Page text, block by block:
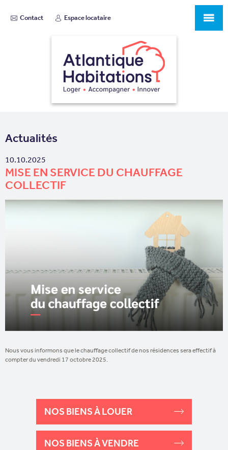
Contact Espace locataire
Actualités
10.10.2025
MISE EN SERVICE DU CHAUFFAGE
COLLECTIF
Nous vous informons que le chauffage collectif de nos résidences sera effectif à
compter du vendredi 17 octobre 2025.
NOS BIENS À LOUER
NOS BIENS À VENDRE